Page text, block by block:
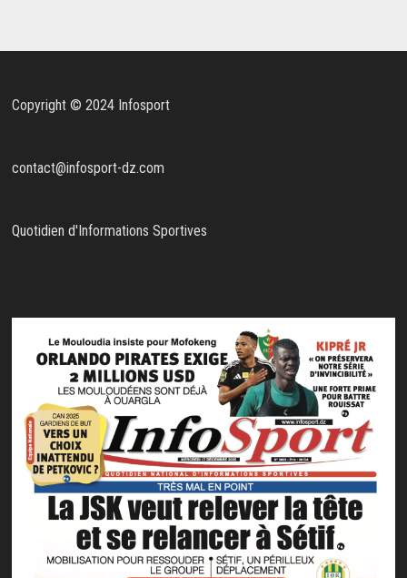
Copyright © 2024 Infosport
contact@infosport-dz.com
Quotidien d'Informations Sportives